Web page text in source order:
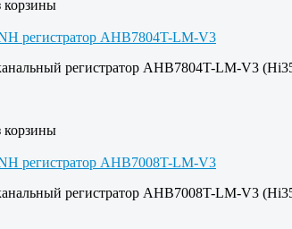
корзины
регистратор AHB7804T-LM-V3
корзины
регистратор AHB7008T-LM-V3